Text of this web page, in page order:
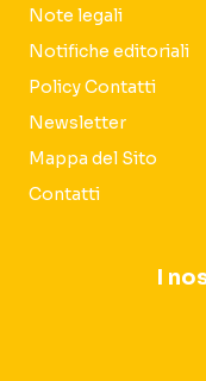
Note legali
Notifiche editoriali
Policy Contatti
Newsletter
Mappa del Sito
Contatti
I